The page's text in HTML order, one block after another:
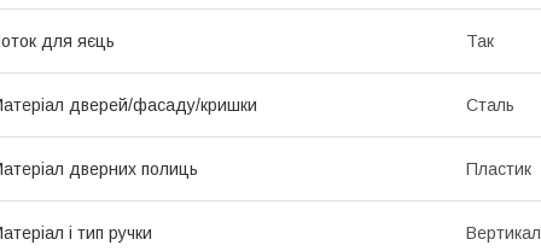
для яєць Так
дверей/фасаду/кришки Сталь
дверних полиць Пластик
і тип ручки